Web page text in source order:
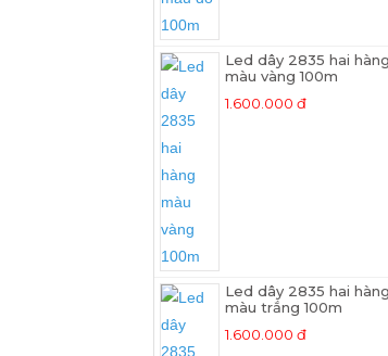
Led dây 2835 hai
màu vàng 100m
1.600.000 đ
Led dây 2835 hai
màu trắng 100m
1.600.000 đ